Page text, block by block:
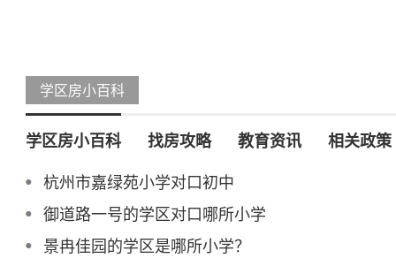
学区房小百科
学区房小百科 找房攻略 教育资讯 相关政策
杭州市嘉绿苑小学对口初中
御道路一号的学区对口哪所小学
景冉佳园的学区是哪所小学？